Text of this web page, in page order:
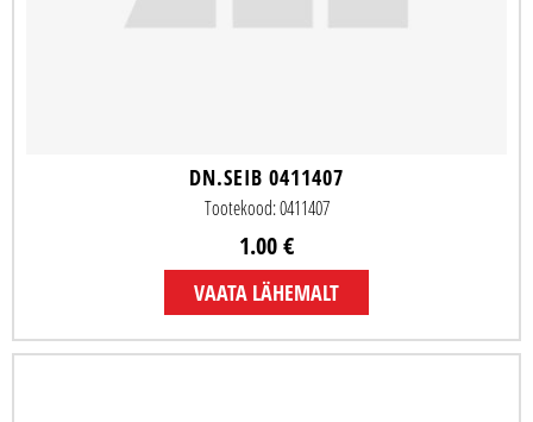
DN.SEIB 0411407
Tootekood: 0411407
1.00 €
VAATA LÄHEMALT